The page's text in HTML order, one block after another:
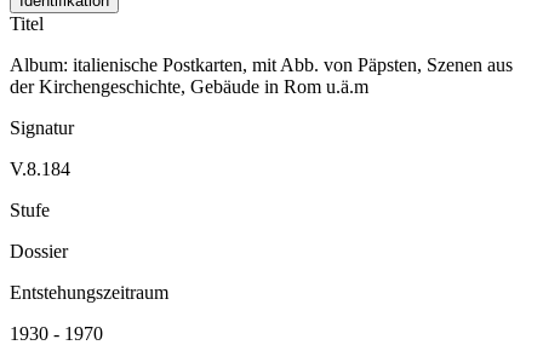
Titel
Album: italienische Postkarten, mit Abb. von Päpsten, Szenen aus
der Kirchengeschichte, Gebäude in Rom u.ä.m
Signatur
V.8.184
Stufe
Dossier
Entstehungszeitraum
1930 - 1970